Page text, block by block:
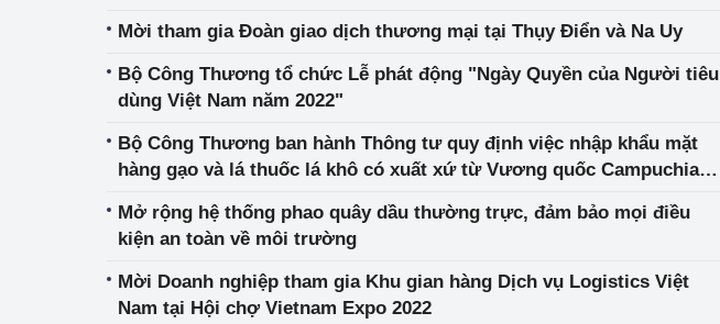
Mời tham gia Đoàn giao dịch thương mại tại Thụy Điển và Na Uy
Bộ Công Thương tổ chức Lễ phát động "Ngày Quyền của Người tiêu
dùng Việt Nam năm 2022"
Bộ Công Thương ban hành Thông tư quy định việc nhập khẩu mặt
hàng gạo và lá thuốc lá khô có xuất xứ từ Vương quốc Campuchia
Mở rộng hệ thống phao quây dầu thường trực, đảm bảo mọi điều
kiện an toàn về môi trường
Mời Doanh nghiệp tham gia Khu gian hàng Dịch vụ Logistics Việt
Nam tại Hội chợ Vietnam Expo 2022